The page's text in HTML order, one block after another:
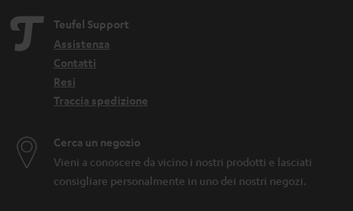
Teufel Support
Assistenza
Contatti
Resi
Traccia spedizione
Cerca un negozio
Vieni a conoscere da vicino i nostri prodotti e lasciati
consigliare personalmente in uno dei nostri negozi.